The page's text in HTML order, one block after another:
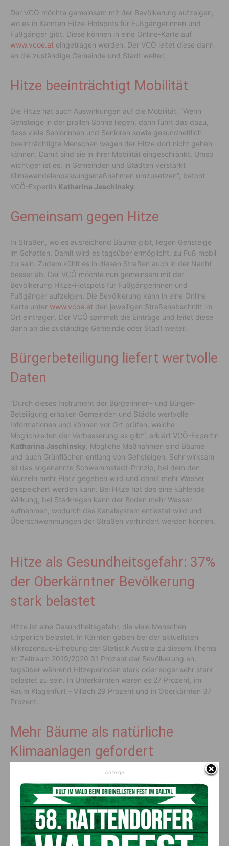
Der VCÖ möchte gemeinsam mit der Bevölkerung aufzeigen,
wo es in Kärnten Hitze-Hotspots für Fußgängerinnen und
Fußgänger gibt. Diese können in eine Online-Karte auf
www.vcoe.at eingetragen werden. Der VCÖ leitet diese dann
an die zuständige Gemeinde und Stadt weiter.
Hitze beeinträchtigt Mobilität
Die Hitze hat auch Auswirkungen auf die Mobilität. “Wenn
Gehsteige in der prallen Sonne liegen, dann führt das dazu,
dass viele Seniorinnen und Senioren sowie gesundheitlich
beeinträchtigte Menschen wegen der Hitze dort nicht gehen
können. Damit sind sie in ihrer Mobilität eingeschränkt. Umso
wichtiger ist es, in Gemeinden und Städten verstärkt
Klimawandelanpassungsmaßnahmen umzusetzen”, betont
VCÖ-Expertin Katharina Jaschinsky
Gemeinsam gegen Hitze
In Straßen, wo es ausreichend Bäume gibt, liegen Gehsteige
im Schatten. Damit wird es tagsüber ermöglicht, zu Fuß mobil
zu sein. Zudem kühlt es in diesen Straßen auch in der Nacht
besser ab. Der VCÖ möchte nun gemeinsam mit der
Bevölkerung Hitze-Hotspots für Fußgängerinnen und
Fußgänger aufzeigen. Die Bevölkerung kann in eine Online-
Karte unter www.vcoe.at den jeweiligen Straßenabschnitt im
Ort eintragen. Der VCÖ sammelt die Einträge und leitet diese
dann an die zuständige Gemeinde oder Stadt weiter.
Bürgerbeteiligung liefert wertvolle
Daten
“Durch dieses Instrument der Bürgerinnen- und Bürger-
Beteiligung erhalten Gemeinden und Städte wertvolle
Informationen und können vor Ort prüfen, welche
Möglichkeiten der Verbesserung es gibt”, erklärt VCÖ-Expertin
Katharina Jaschinsky . Mögliche Maßnahmen sind Bäume
und auch Grünflächen entlang von Gehsteigen. Sehr wirksam
ist das sogenannte Schwammstadt-Prinzip, bei dem den
Wurzeln mehr Platz gegeben wird und damit mehr Wasser
gespeichert werden kann. Bei Hitze hat das eine kühlende
Wirkung, bei Starkregen kann der Boden mehr Wasser
aufnehmen, wodurch das Kanalsystem entlastet wird und
Überschwemmungen der Straßen verhindert werden können.
Hitze als Gesundheitsgefahr: 37%
der Oberkärntner Bevölkerung
stark belastet
Hitze ist eine Gesundheitsgefahr, die viele Menschen
körperlich belastet. In Kärnten gaben bei der aktuellsten
Mikrozensus-Erhebung der Statistik Austria zu diesem Thema
im Zeitraum 2019/2020 31 Prozent der Bevölkerung an,
tagsüber während Hitzeperioden stark oder sogar sehr stark
belastet zu sein. In Unterkärnten waren es 27 Prozent, im
Raum Klagenfurt – Villach 29 Prozent und in Oberkärnten 37
Prozent.
Mehr Bäume als natürliche
Klimaanlagen gefordert
Asphalt heizt sich durch Sonnenstrahlung auf über 60 Grad
auf, macht der VCÖ aufmerksam. Dort, wo es im Straßenraum
lediglich Asphalt und parkende Autos gibt, bleibt es auch in
der Nacht zu warm. “Parkende Autos heizen sich nicht nur
innen massiv auf, sondern auch außen, und unterhalb der
abgestellten Autos bildet sich ein Wärmepolster. In der Nacht
wird diese Wärme an die Umgebung abgegeben, es kühlt
Anzeige